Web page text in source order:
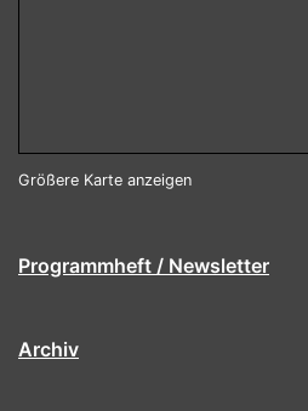
Größere Karte anzeigen
Programmheft / Newsletter
Archiv